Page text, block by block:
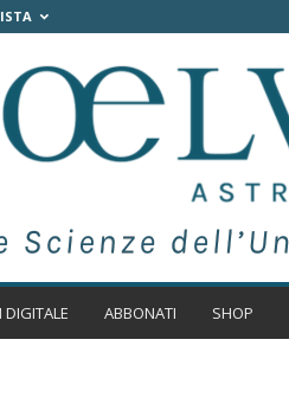
DIGITALE ABBONATI SHOP